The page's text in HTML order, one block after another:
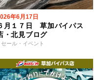
年6月17日
セール・イベント
月１７日 草加バイパス
・北見ブログ